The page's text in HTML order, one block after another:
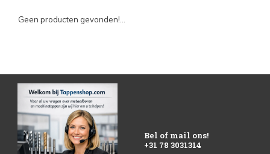
Geen producten gevonden!...
Bel of mail ons!
+31 78 3031314